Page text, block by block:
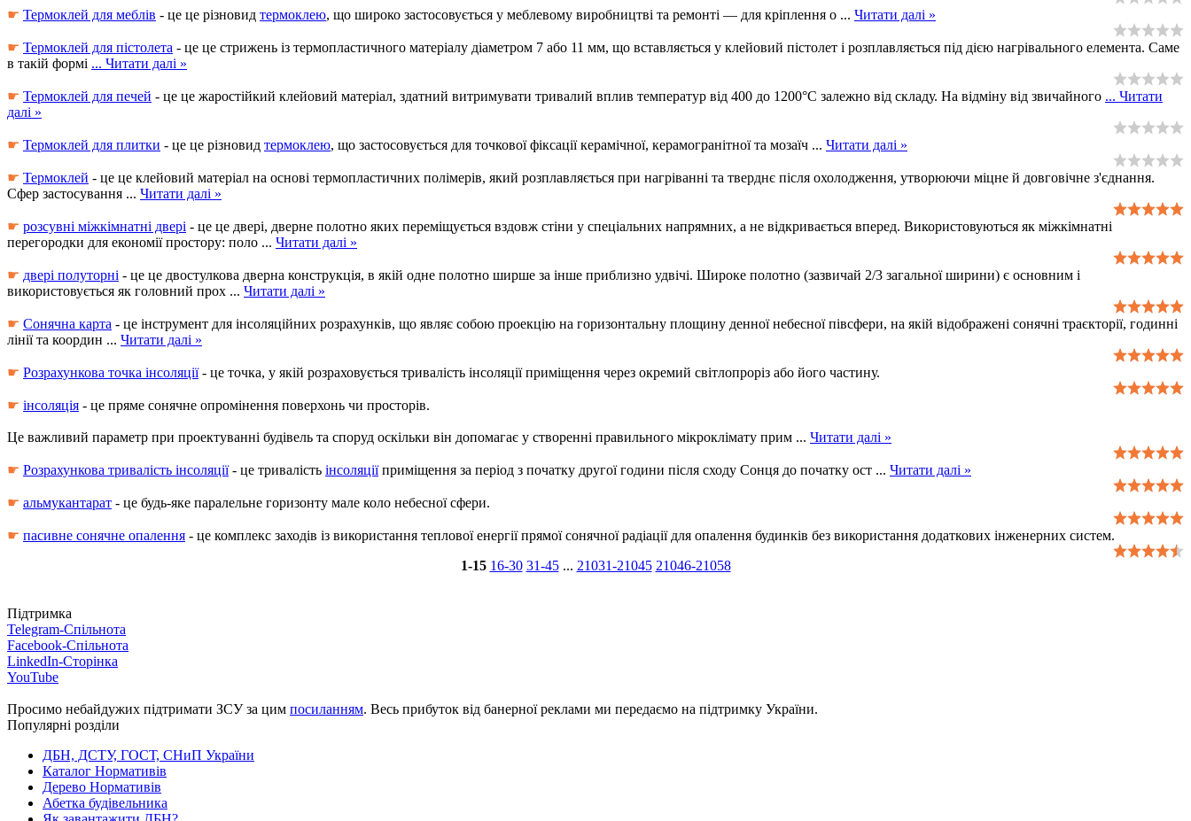
☛ Термоклей для меблів - це це різновид термоклею, що широко застосовується у меблевому виробництві та ремонті — для кріплення о ... Читати далі »
☛ Термоклей для пістолета - це це стрижень із термопластичного матеріалу діаметром 7 або 11 мм, що вставляється у клейовий пістолет і розплавляється під дією нагрівального елемента. Саме
в такій формі ... Читати далі »
☛ Термоклей для печей - це це жаростійкий клейовий матеріал, здатний витримувати тривалий вплив температур від 400 до 1200°C залежно від складу. На відміну від звичайного ... Читати
далі »
☛ Термоклей для плитки - це це різновид термоклею, що застосовується для точкової фіксації керамічної, керамогранітної та мозаїч ... Читати далі »
☛ Термоклей - це це клейовий матеріал на основі термопластичних полімерів, який розплавляється при нагріванні та тверднє після охолодження, утворюючи міцне й довговічне з'єднання.
Сфер застосування ... Читати далі »
☛ розсувні міжкімнатні двері - це це двері, дверне полотно яких переміщується вздовж стіни у спеціальних напрямних, а не відкривається вперед. Використовуються як міжкімнатні
перегородки для економії простору: поло ... Читати далі »
☛ двері полуторні - це це двостулкова дверна конструкція, в якій одне полотно ширше за інше приблизно удвічі. Широке полотно (зазвичай 2/3 загальної ширини) є основним і
використовується як головний прох ... Читати далі »
☛ Сонячна карта - це інструмент для інсоляційних розрахунків, що являє собою проекцію на горизонтальну площину денної небесної півсфери, на якій відображені сонячні траєкторії, годинні
лінії та координ ... Читати далі »
☛ Розрахункова точка інсоляції- це точка, у якій розраховується тривалість інсоляції приміщення через окремий світлопроріз або його частину.
☛ інсоляція - це пряме сонячне опромінення поверхонь чи просторів.
Це важливий параметр при проектуванні будівель та споруд оскільки він допомагає у створенні правильного мікроклімату прим ... Читати далі »
☛ Розрахункова тривалість інсоляції- це тривалість інсоляціїприміщення за період з початку другої години після сходу Сонця до початку ост ... Читати далі »
☛ альмукантарат - це будь-яке паралельне горизонту мале коло небесної сфери.
☛ пасивне сонячне опалення - це комплекс заходів із використання теплової енергії прямої сонячної радіації для опалення бу­динків без використання додаткових інженерних систем.
1-15 16-30 31-45 ... 21031-21045 21046-21058
Підтримка
Telegram-Спільнота
Facebook-Спільнота
LinkedIn-Сторінка
YouTube
Просимо небайдужих підтримати ЗСУ за цим посиланням. Весь прибуток від банерної реклами ми передаємо на підтримку України.
Популярні розділи
ДБН, ДСТУ, ГОСТ, СНиП України
Каталог Нормативів
Дерево Нормативів
Абетка будівельника